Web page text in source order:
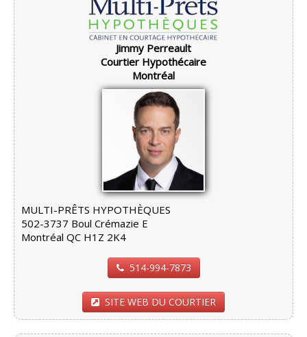
Jimmy Perreault
Courtier Hypothécaire
Montréal
MULTI-PRÊTS HYPOTHÈQUES
502-3737 Boul Crémazie E
Montréal QC H1Z 2K4
514-994-7873
SITE WEB DU COURTIER